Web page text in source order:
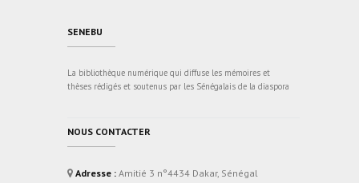
SENEBU
La bibliothèque numérique qui diffuse les mémoires et
thèses rédigés et soutenus par les Sénégalais de la diaspora
NOUS CONTACTER
Adresse : Amitié 3 n°4434 Dakar, Sénégal